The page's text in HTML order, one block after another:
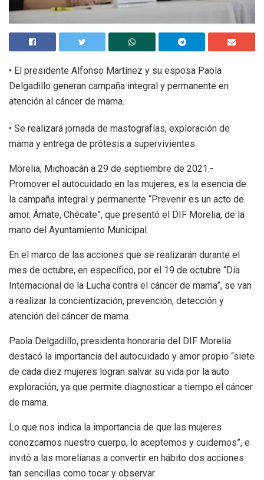
• El presidente Alfonso Martínez y su esposa Paola
Delgadillo generan campaña integral y permanente en
atención al cáncer de mama.
• Se realizará jornada de mastografías, exploración de
mama y entrega de prótesis a supervivientes.
Morelia, Michoacán a 29 de septiembre de 2021.-
Promover el autocuidado en las mujeres, es la esencia de
la campaña integral y permanente “Prevenir es un acto de
amor. Ámate, Chécate”, que presentó el DIF Morelia, de la
mano del Ayuntamiento Municipal.
En el marco de las acciones que se realizarán durante el
mes de octubre, en específico, por el 19 de octubre “Día
Internacional de la Lucha contra el cáncer de mama”, se van
a realizar la concientización, prevención, detección y
atención del cáncer de mama.
Paola Delgadillo, presidenta honoraria del DIF Morelia
destacó la importancia del autocuidado y amor propio “siete
de cada diez mujeres logran salvar su vida por la auto
exploración, ya que permite diagnosticar a tiempo el cáncer
de mama.
Lo que nos indica la importancia de que las mujeres
conozcamos nuestro cuerpo, lo aceptemos y cuidemos”, e
invitó a las morelianas a convertir en hábito dos acciones
tan sencillas como tocar y observar.